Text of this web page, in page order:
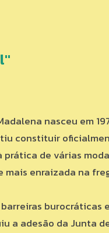
nasceu em
constituir
de várias
mais enraizada na
burocráticas
a adesão da Junta